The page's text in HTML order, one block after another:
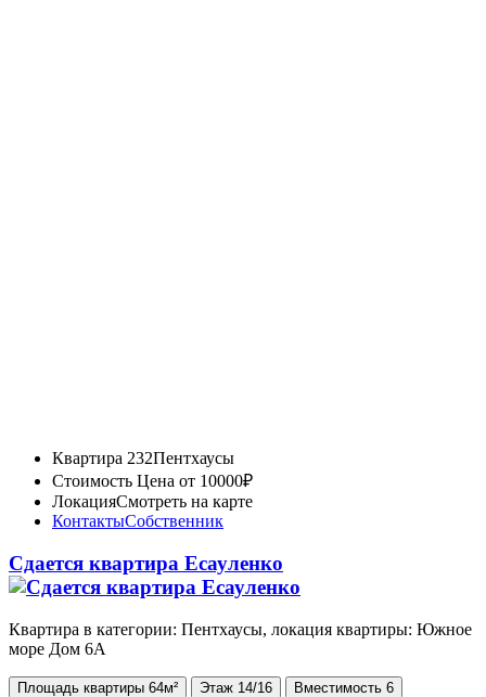
Квартира 232Пентхаусы
Стоимость Цена от 10000₽
ЛокацияСмотреть на карте
КонтактыСобственник
Сдается квартира Есауленко
Квартира в категории: Пентхаусы, локация квартиры: Южное
море Дом 6А
Площадь квартиры 64м² Этаж 14/16 Вместимость 6